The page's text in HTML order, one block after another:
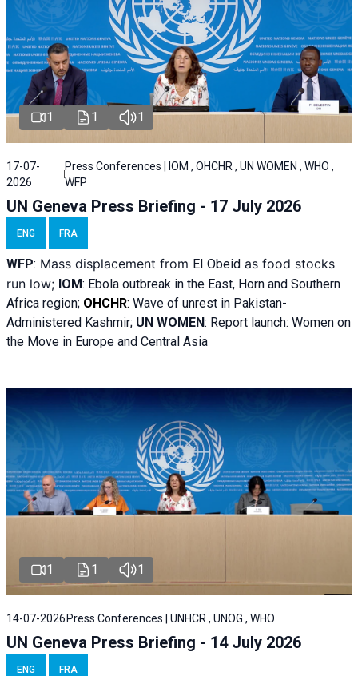
1 1 1
17-07-
2026
Press Conferences | IOM , OHCHR , UN WOMEN , WHO ,
WFP
UN Geneva Press Briefing - 17 July 2026
ENG FRA
WFP: Mass displacement from El Obeid as food stocks
run low; IOM: Ebola outbreak in the East, Horn and Southern
Africa region; OHCHR: Wave of unrest in Pakistan-
Administered Kashmir; UN WOMEN: Report launch: Women on
the Move in Europe and Central Asia
1 1 1
14-07-2026 Press Conferences | UNHCR , UNOG , WHO
UN Geneva Press Briefing - 14 July 2026
ENG FRA